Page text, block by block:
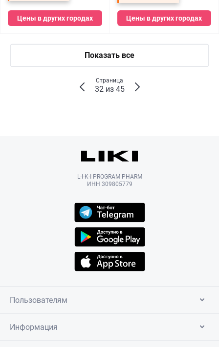
Цены в других городах Цены в других городах
Показать все
Страница
32 из 45
L-I-K-I PROGRAM PHARM
ИНН 309805779
Пользователям
Информация